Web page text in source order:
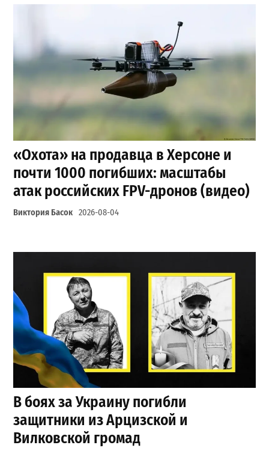
«Охота» на продавца в Херсоне и
почти 1000 погибших: масштабы
атак российских FPV-дронов (видео)
Виктория Басок 2026-08-04
В боях за Украину погибли
защитники из Арцизской и
Вилковской громад